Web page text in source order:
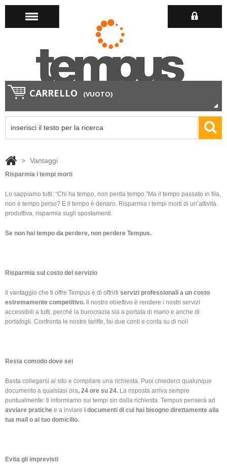
CARRELLO (VUOTO)
> Vantaggi
Risparmia i tempi morti
Lo sappiamo tutti: “Chi ha tempo, non perda tempo.”Ma il tempo passato in fila,
non è tempo perso? E il tempo è denaro. Risparmia i tempi morti di un’attività
produttiva, risparmia sugli spostamenti.
Se non hai tempo da perdere, non perdere Tempus.
Risparmia sul costo del servizio
Il vantaggio che ti offre Tempus è di offrirti servizi professionali a un costo
estremamente competitivo.
Il nostro obiettivo è rendere i nostri servizi
accessibili a tutti, perché la burocrazia sia a portata di mano e anche di
portafogli. Confronta le nostre tariffe, fai due conti e conta su di noi!
Resta comodo dove sei
Basta collegarsi al sito e compilare una richiesta. Puoi chiederci qualunque
documento a qualsiasi ora, 24 ore su 24.La risposta arriva sempre
puntualmente: ti informiamo sui tempi sin dalla richiesta. Tempus penserà ad
avviare pratichee a inviare i documenti di cui hai bisogno direttamente alla
tua mail o al tuo domicilio.
Evita gli imprevisti